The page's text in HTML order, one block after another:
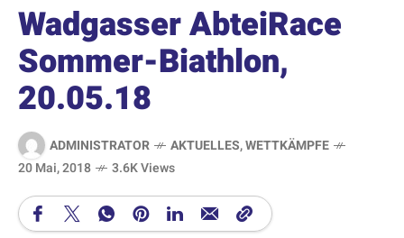
Wadgasser AbteiRace
Sommer-Biathlon,
20.05.18
ADMINISTRATOR AKTUELLES,WETTKÄMPFE
20 Mai, 2018
3.6K Views